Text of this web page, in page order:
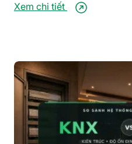
Xem chi tiết